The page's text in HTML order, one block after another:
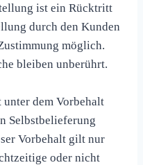
ist ein Rücktritt
durch den Kunden
möglich.
bleiben unberührt.
dem Vorbehalt
Selbstbelieferung
Vorbehalt gilt nur
oder nicht